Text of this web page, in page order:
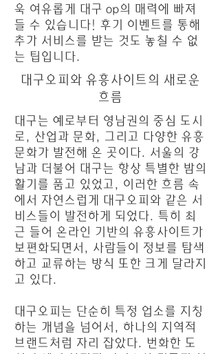
욱 여유롭게 대구 op의 매력에 빠져
들 수 있습니다! 후기 이벤트를 통해
추가 서비스를 받는 것도 놓칠 수 없
는 팁입니다.
대구오피와 유흥사이트의 새로운
흐름
대구는 예로부터 영남권의 중심 도시
로, 산업과 문화, 그리고 다양한 유흥
문화가 발전해 온 곳이다. 서울의 강
남과 더불어 대구는 항상 특별한 밤의
활기를 품고 있었고, 이러한 흐름 속
에서 자연스럽게 대구오피와 같은 서
비스들이 발전하게 되었다. 특히 최
근 들어 온라인 기반의 유흥사이트가
보편화되면서, 사람들이 정보를 탐색
하고 교류하는 방식 또한 크게 달라지
고 있다.
대구오피는 단순히 특정 업소를 지칭
하는 개념을 넘어서, 하나의 지역적
브랜드처럼 자리 잡았다. 번화한 도